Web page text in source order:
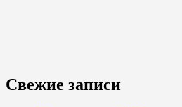
Свежие записи